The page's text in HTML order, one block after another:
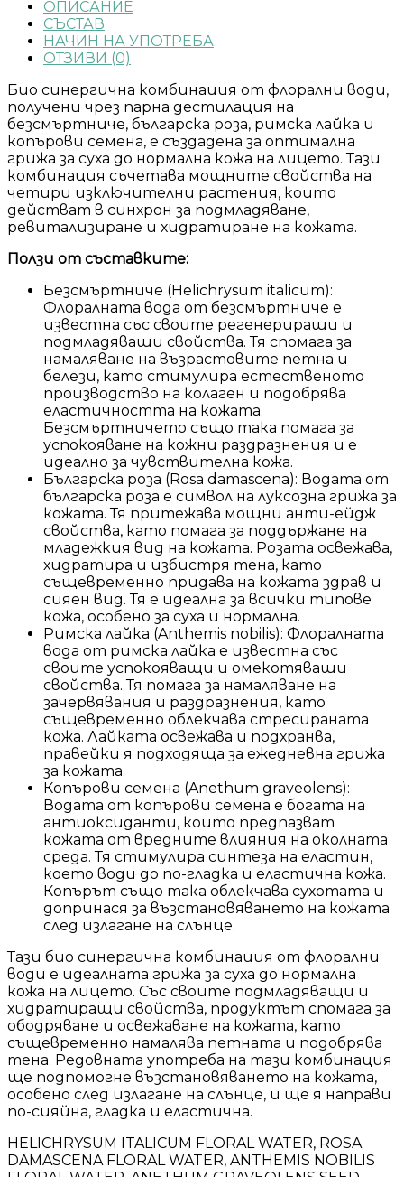
ОПИСАНИЕ
СЪСТАВ
НАЧИН НА УПОТРЕБА
ОТЗИВИ (0)
Био синергична комбинация от флорални води,
получени чрез парна дестилация на
безсмъртниче, българска роза, римска лайка и
копърови семена, е създадена за оптимална
грижа за суха до нормална кожа на лицето. Тази
комбинация съчетава мощните свойства на
четири изключителни растения, които
действат в синхрон за подмладяване,
ревитализиране и хидратиране на кожата.
Ползи от съставките:
Безсмъртниче (Helichrysum italicum):
Флоралната вода от безсмъртниче е
известна със своите регенериращи и
подмладяващи свойства. Тя спомага за
намаляване на възрастовите петна и
белези, като стимулира естественото
производство на колаген и подобрява
еластичността на кожата.
Безсмъртничето също така помага за
успокояване на кожни раздразнения и е
идеално за чувствителна кожа.
Българска роза (Rosa damascena): Водата от
българска роза е символ на луксозна грижа за
кожата. Тя притежава мощни анти-ейдж
свойства, като помага за поддържане на
младежкия вид на кожата. Розата освежава,
хидратира и избистря тена, като
същевременно придава на кожата здрав и
сияен вид. Тя е идеална за всички типове
кожа, особено за суха и нормална.
Римска лайка (Anthemis nobilis): Флоралната
вода от римска лайка е известна със
своите успокояващи и омекотяващи
свойства. Тя помага за намаляване на
зачервявания и раздразнения, като
същевременно облекчава стресираната
кожа. Лайката освежава и подхранва,
правейки я подходяща за ежедневна грижа
за кожата.
Копърови семена (Anethum graveolens):
Водата от копърови семена е богата на
антиоксиданти, които предпазват
кожата от вредните влияния на околната
среда. Тя стимулира синтеза на еластин,
което води до по-гладка и еластична кожа.
Копърът също така облекчава сухотата и
допринася за възстановяването на кожата
след излагане на слънце.
Тази био синергична комбинация от флорални
води е идеалната грижа за суха до нормална
кожа на лицето. Със своите подмладяващи и
хидратиращи свойства, продуктът спомага за
ободряване и освежаване на кожата, като
същевременно намалява петната и подобрява
тена. Редовната употреба на тази комбинация
ще подпомогне възстановяването на кожата,
особено след излагане на слънце, и ще я направи
по-сияйна, гладка и еластична.
HELICHRYSUM ITALICUM FLORAL WATER, ROSA
DAMASCENA FLORAL WATER, ANTHEMIS NOBILIS